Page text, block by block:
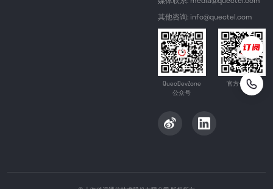
其他咨询: info@quectel.com
QuecDevZone
公众号
官方公众号